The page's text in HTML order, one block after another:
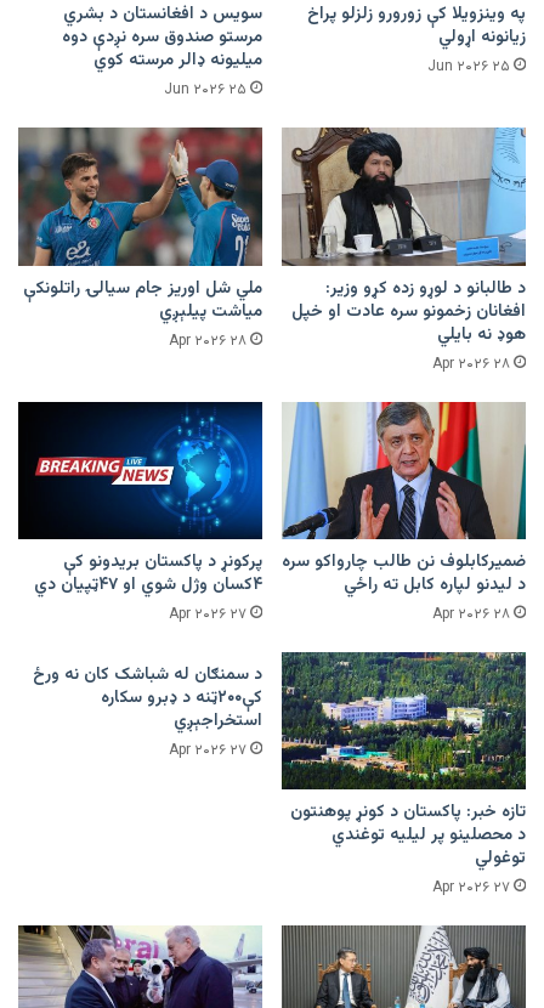
په وینزویلا کې زورورو زلزلو پراخ
زیانونه اړولي
۲۵ Jun ۲۰۲۶
سویس د افغانستان د بشري
مرستو صندوق سره نږدې دوه
میلیونه ډالر مرسته کوي
۲۵ Jun ۲۰۲۶
د طالبانو د لوړو زده کړو وزیر:
افغانان زخمونو سره عادت او خپل
هوډ نه بایلي
۲۸ Apr ۲۰۲۶
ملي شل اوریز جام سیالۍ راتلونکې
میاشت پیلېږي
۲۸ Apr ۲۰۲۶
ضمیرکابلوف نن طالب چارواکو سره
د لیدنو لپاره کابل ته راځي
۲۸ Apr ۲۰۲۶
پرکونړ د پاکستان بریدونو کې
۴کسان وژل شوي او ۴۷ټپیان دي
۲۷ Apr ۲۰۲۶
تازه خبر: پاکستان د کونړ پوهنتون
د محصلینو پر لیلیه توغندي
توغولي
۲۷ Apr ۲۰۲۶
د سمنګان له شباشک کان نه ورځ
کې۲۰۰ټنه د ډبرو سکاره
استخراجېږي
۲۷ Apr ۲۰۲۶